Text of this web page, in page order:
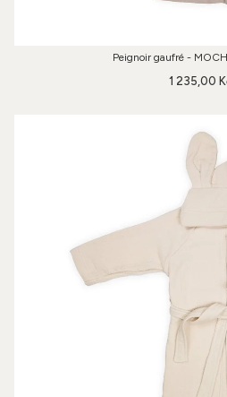
Peignoir gaufré -
1 235,00